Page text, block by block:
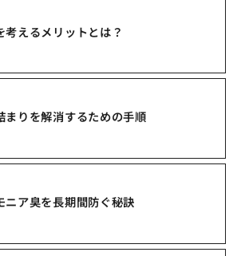
考えるメリットとは？
まりを解消するための手順
ニア臭を長期間防ぐ秘訣